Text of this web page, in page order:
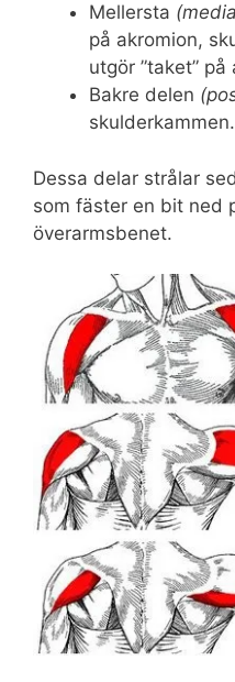
Mellersta
på akromion,
utgör ”taket” på
Bakre delen
skulderkammen.
Dessa delar strålar
som fäster en bit ned
överarmsbenet.